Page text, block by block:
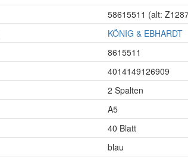
58615511 (alt:
KÖNIG & EBHARDT
8615511
4014149126909
2 Spalten
A5
40 Blatt
blau